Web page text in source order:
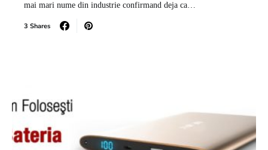
mai mari nume din industrie confirmand deja ca…
3 Shares